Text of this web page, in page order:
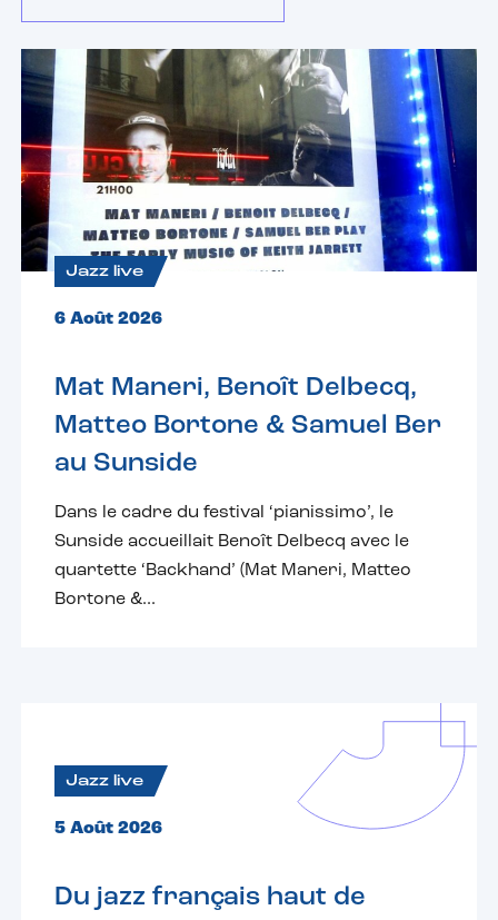
Jazz live
6 Août 2026
Mat Maneri, Benoît Delbecq,
Matteo Bortone & Samuel Ber
au Sunside
Dans le cadre du festival ‘pianissimo’, le
Sunside accueillait Benoît Delbecq avec le
quartette ‘Backhand’ (Mat Maneri, Matteo
Bortone &...
Jazz live
5 Août 2026
Du jazz français haut de